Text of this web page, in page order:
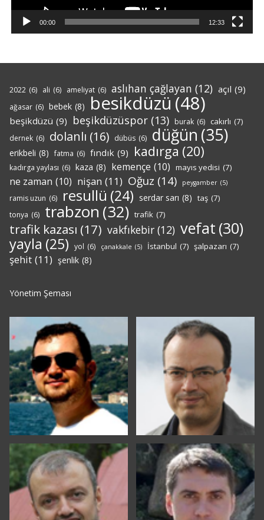
00:00 12:33
2022 (6) ali (6) ameliyat (6) aslıhan çağlayan (12) açıl (9)
ağasar (6) bebek (8) besikdüzü (48)
beşikdüzü (9) beşikdüzüspor (13) burak (6) cakırlı (7)
dernek (6) dolanlı (16) dübüs (6) düğün (35)
erikbeli (8) fatma (6) fındık (9) kadırga (20)
kadırga yaylası (6) kaza (8) kemençe (10) mayıs yedisi (7)
ne zaman (10) nişan (11) Oğuz (14) peygamber (5)
ramis uzun (6) resullü (24) serdar sarı (8) taş (7)
tonya (6) trabzon (32) trafik (7)
trafik kazası (17) vakfıkebir (12) vefat (30)
yayla (25) yol (6) çanakkale (5) İstanbul (7) şalpazarı (7)
şehit (11) şenlik (8)
Yönetim Şeması